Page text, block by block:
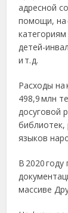
адресной
помощи, на
детей-
и т. д.
Расходы на
498,9 млн
досуговой
библиотек,
языков
В 2020
массиве